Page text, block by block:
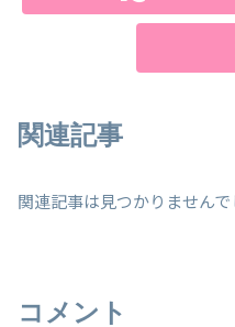
関連記事
関連記事は見つかりませんで
コメント